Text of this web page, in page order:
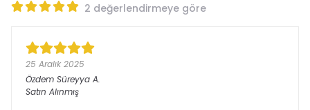
2 değerlendirmeye göre
25 Aralık 2025
Özdem Süreyya A.
Satın Alınmış